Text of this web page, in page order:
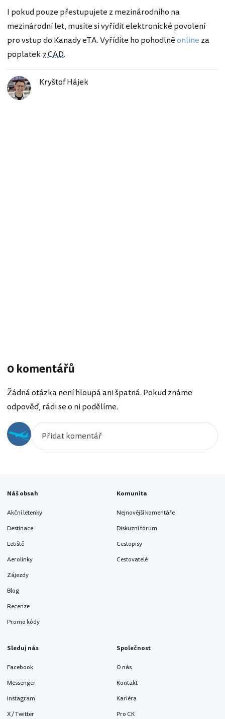
I pokud pouze přestupujete z mezinárodního na
mezinárodní let, musíte si vyřídit elektronické povolení
pro vstup do Kanady eTA. Vyřídíte ho pohodlněonline za
poplatek7 CAD.
Kryštof Hájek
0 komentářů
Žádná otázka není hloupá ani špatná. Pokud známe
odpověď, rádi se o ni podělíme.
Náš obsah
Akční letenky
Destinace
Letiště
Aerolinky
Zájezdy
Blog
Recenze
Promo kódy
Komunita
Nejnovější komentáře
Diskuzní fórum
Cestopisy
Cestovatelé
Sleduj nás
Facebook
Messenger
Instagram
X / Twitter
Společnost
O nás
Kontakt
Kariéra
Pro CK